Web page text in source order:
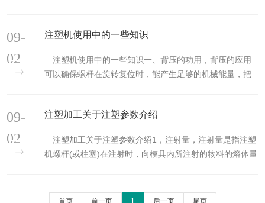
性能要求是否能达到，这点极为重要。2、塑料件的控制要
③...
注塑机使用中的一些知识
注塑机使用中的一些知识一、背压的功用，背压的应用
可以确保螺杆在旋转复位时，能产生足够的机械能量，把
静电剂、滑石粉等） 和熔料均匀地混合起来； 使流经螺杆
09-
02
注塑加工关于注塑参数介绍
注塑加工关于注塑参数介绍1，注射量，注射量是指注塑
机螺杆(或柱塞)在注射时，向模具内所注射的物料的熔体量
足制品及其浇注系统的总用料量，另一方面必须小于注塑
09-
02